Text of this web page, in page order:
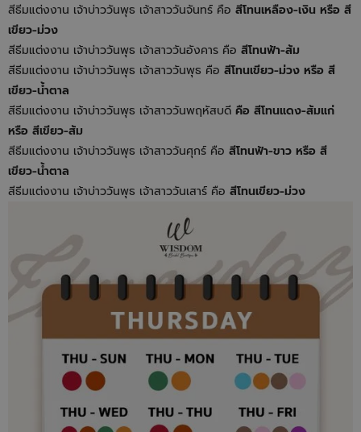
สีธีมแต่งงาน เจ้าบ่าววันพุธ เจ้าสาววันจันทร์ คือ สีโทนเหลือง-เงิน หรือ สี
เขียว-ม่วง
สีธีมแต่งงาน เจ้าบ่าววันพุธ เจ้าสาววันอังคาร คือ สีโทนฟ้า-ส้ม
สีธีมแต่งงาน เจ้าบ่าววันพุธ เจ้าสาววันพุธ คือ สีโทนเขียว-ม่วง หรือ สี
เขียว-น้ำตาล
สีธีมแต่งงาน เจ้าบ่าววันพุธ เจ้าสาววันพฤหัสบดี คือ สีโทนแดง-ส้มแก่
หรือ สีเขียว-ส้ม
สีธีมแต่งงาน เจ้าบ่าววันพุธ เจ้าสาววันศุกร์ คือ สีโทนฟ้า-ขาว หรือ สี
เขียว-น้ำตาล
สีธีมแต่งงาน เจ้าบ่าววันพุธ เจ้าสาววันเสาร์ คือ สีโทนเขียว-ม่วง